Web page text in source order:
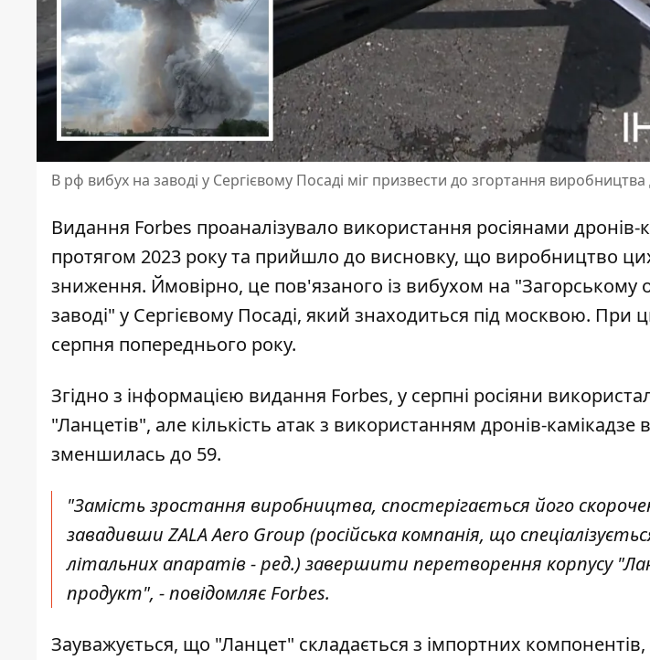
В рф вибух на заводі у Сергієвому Посаді міг призвести до згортання
Видання Forbes проаналізувало використання росіянами дронів-
протягом 2023 року та прийшло до висновку, що виробництво
зниження. Ймовірно, це пов'язаного із вибухом на "Загорському
заводі" у Сергієвому Посаді, який знаходиться під москвою. При
серпня попереднього року.
Згідно з інформацією видання Forbes, у серпні росіяни
"Ланцетів", але кількість атак з використанням дронів-камікадзе
зменшилась до 59.
"Замість зростання виробництва, спостерігається його
завадивши ZALA Aero Group (російська компанія, що
літальних апаратів - ред.) завершити перетворення корпусу
продукт", - повідомляє Forbes.
Зауважується, що "Ланцет" складається з імпортних компонентів,